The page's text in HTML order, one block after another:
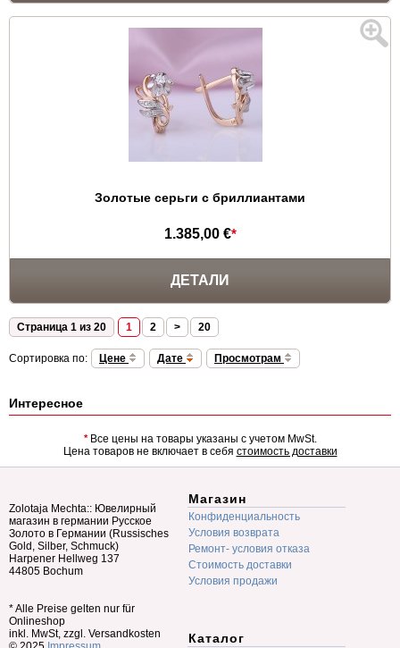
Золотые серьги с бриллиантами
1.385,00 €*
ДЕТАЛИ
Страница 1 из 20 1 2 > 20
Сортировка по: Цене Дате Просмотрам
Интересное
*Все цены на товары указаны с учетом MwSt.
Цена товаров не включает в себя стоимость доставки
Zolotaja Mechta:: Ювелирный
магазин в германии Русское
Золото в Германии (Russisches
Gold, Silber, Schmuck)
Harpener Hellweg 137
44805 Bochum
* Alle Preise gelten nur für
Onlineshop
inkl. MwSt, zzgl. Versandkosten
Магазин
Конфиденциальность
Условия возврата
Ремонт- условия отказа
Стоимость доставки
Условия продажи
Каталог